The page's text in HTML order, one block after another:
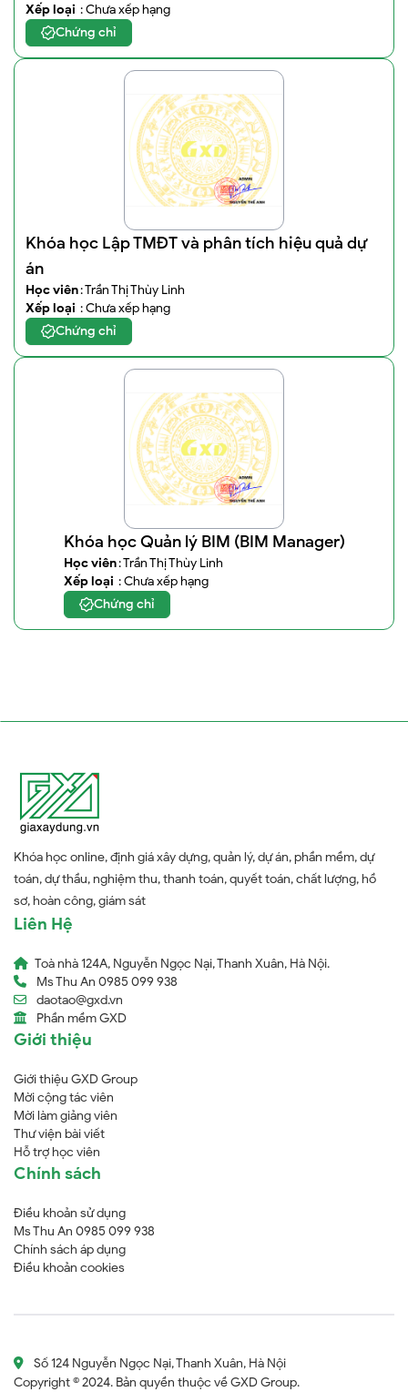
Xếp loại : Chưa xếp hạng
Chứng chỉ
Khóa học Lập TMĐT và phân tích hiệu quả dự
án
Học viên: Trần Thị Thùy Linh
Xếp loại : Chưa xếp hạng
Chứng chỉ
Khóa học Quản lý BIM (BIM Manager)
Học viên: Trần Thị Thùy Linh
Xếp loại : Chưa xếp hạng
Chứng chỉ
Khóa học online, định giá xây dựng, quản lý, dự án, phần mềm, dự
toán, dự thầu, nghiệm thu, thanh toán, quyết toán, chất lượng, hồ
sơ, hoàn công, giám sát
Liên Hệ
Toà nhà 124A, Nguyễn Ngọc Nại, Thanh Xuân, Hà Nội.
Ms Thu An 0985 099 938
daotao@gxd.vn
Phần mềm GXD
Giới thiệu
Giới thiệu GXD Group
Mời cộng tác viên
Mời làm giảng viên
Thư viện bài viết
Hỗ trợ học viên
Chính sách
Điều khoản sử dụng
Ms Thu An 0985 099 938
Chính sách áp dụng
Điều khoản cookies
Số 124 Nguyễn Ngọc Nại, Thanh Xuân, Hà Nội
Copyright © 2024. Bản quyền thuộc về GXD Group.